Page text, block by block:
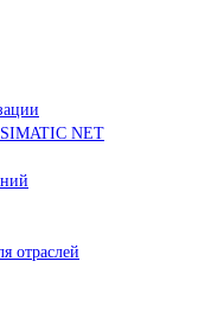
NET
отраслей